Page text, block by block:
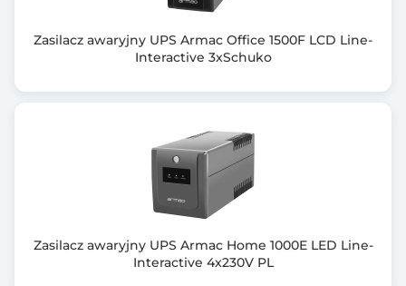
Wspierane systemy operacyjne
Wymiary [G x S x W] (mm)
Zasilacz awaryjny UPS Armac Office 1500F LCD Line-
Interactive 3xSchuko
Zasilacz awaryjny UPS Armac Home 1000E LED Line-
Interactive 4x230V PL